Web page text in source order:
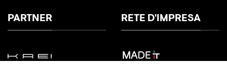
PARTNER RETE D'IMPRESA